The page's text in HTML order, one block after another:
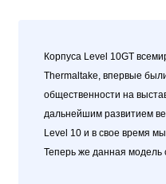
Корпуса Level 10GT
Thermaltake, впервые
общественности на
дальнейшим развитием
Level 10и в свое время
Теперь же данная модель